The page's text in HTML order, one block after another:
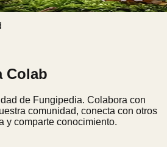
Colab
de Fungipedia. Colabora con
comunidad, conecta con otros
y comparte conocimiento.